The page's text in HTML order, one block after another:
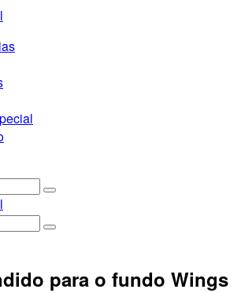
para o fundo Wings